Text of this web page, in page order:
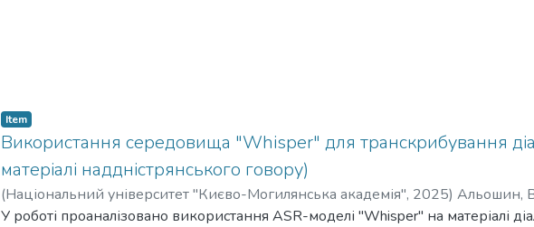
Item
Використання середовища "Whisper" для транскрибування
матеріалі наддністрянського говору)
(Національний університет "Києво-Могилянська академія", 2025) Альошин,
У роботі проаналізовано використання ASR-моделі "Whisper" на матеріалі